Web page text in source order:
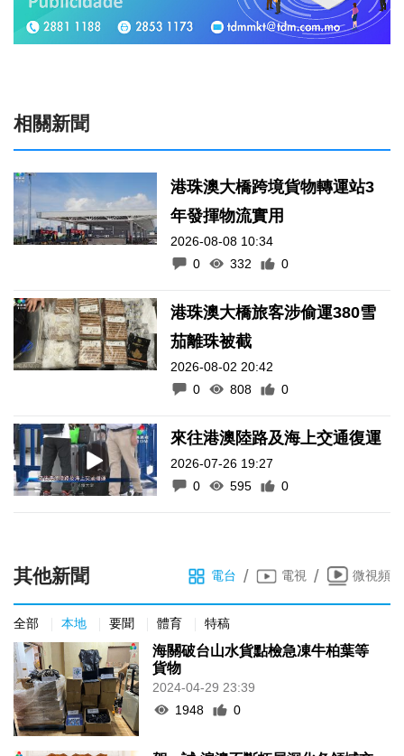
相關新聞
港珠澳大橋跨境貨物轉運站3
年發揮物流實用
2026-08-08 10:34
0
332 0
港珠澳大橋旅客涉偷運380雪
茄離珠被截
2026-08-02 20:42
0
808 0
來往港澳陸路及海上交通復運
2026-07-26 19:27
0
595 0
其他新聞 電台 / 電視 / 微視頻
全部 本地 要聞 體育 特稿
海關破台山水貨點檢急凍牛柏葉等
貨物
2024-04-29 23:39
1948
0